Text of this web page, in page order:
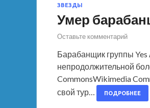
ЗВЕЗДЫ
Умер
Оставьте комментарий
Барабанщик группы Yes
непродолжительной
CommonsWikimedia
свой тур…
ПОДРОБНЕЕ